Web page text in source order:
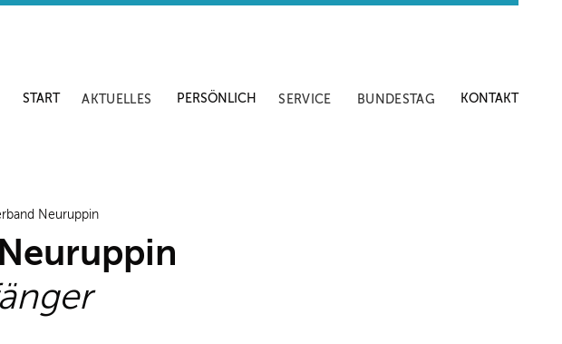
START AKTUELLES PERSÖNLICH SERVICE BUNDESTAG KONTAKT
Neuruppin